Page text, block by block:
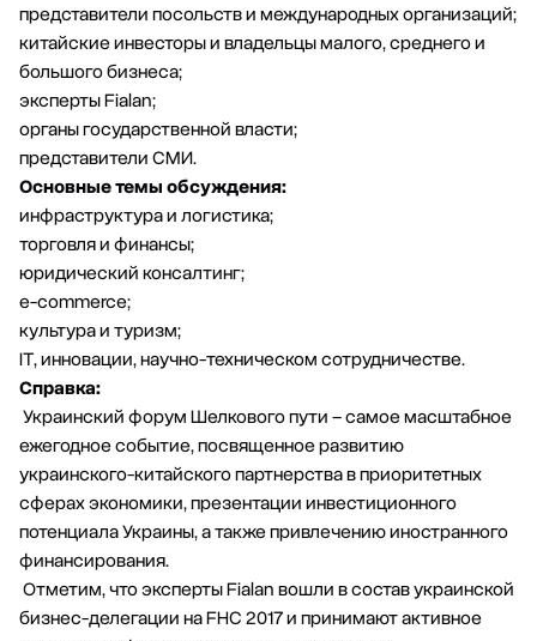
представители посольств и международных организаций;
китайские инвесторы и владельцы малого, среднего и
большого бизнеса;
эксперты Fialan;
органы государственной власти;
представители СМИ.
Основные темы обсуждения:
инфраструктура и логистика;
торговля и финансы;
юридический консалтинг;
е-commerce;
культура и туризм;
IT, инновации, научно-техническом сотрудничестве.
Справка:
Украинский форум Шелкового пути – самое масштабное
ежегодное событие, посвященное развитию
украинского-китайского партнерства в приоритетных
сферах экономики, презентации инвестиционного
потенциала Украины, а также привлечению иностранного
финансирования.
Отметим, что эксперты Fialan вошли в состав украинской
бизнес-делегации на FHC 2017 и принимают активное